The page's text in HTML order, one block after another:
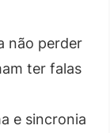
não perder
ter falas
e sincronia